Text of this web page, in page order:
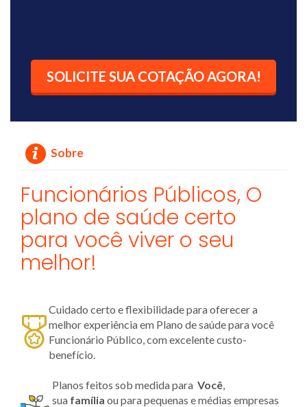
SOLICITE SUA COTAÇÃO AGORA!
Sobre
Funcionários Públicos, O
plano de saúde certo
para você viver o seu
melhor!
Cuidado certo e flexibilidade para oferecer a
melhor experiência em Plano de saúde para você
Funcionário Público, com excelente custo-
benefício.
Planos feitos sob medida para Você,
sua família ou para pequenas e médias empresas